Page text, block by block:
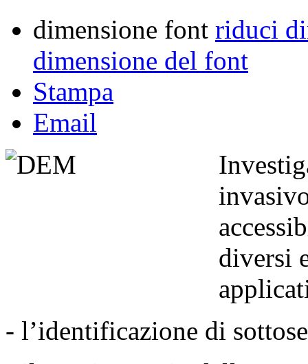
dimensione font riduci
dimensione del font
Stampa
Email
diversi
- l’identificazione di